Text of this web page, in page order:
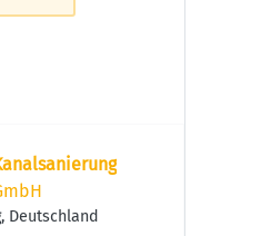
Deutschland